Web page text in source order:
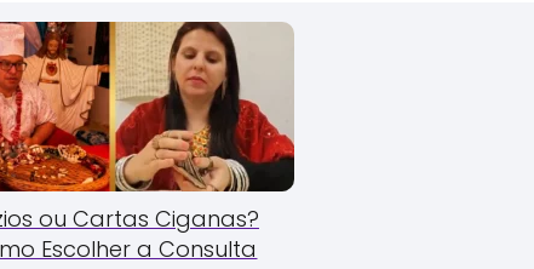
ou Cartas Ciganas?
Escolher a Consulta